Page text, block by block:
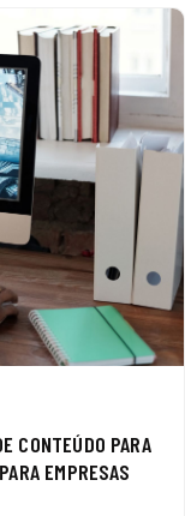
CONTEÚDO PARA
EMPRESAS